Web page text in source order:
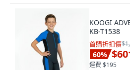
KOOGI
KB-T1538
首購折扣價
60%
運費 $195